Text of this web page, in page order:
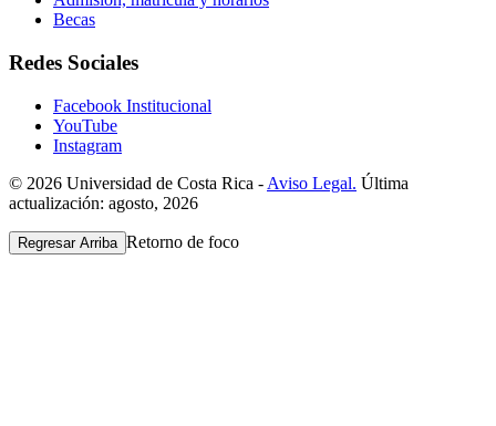
Becas
Redes Sociales
Facebook Institucional
YouTube
Instagram
© 2026 Universidad de Costa Rica - Aviso Legal. Última
actualización: agosto, 2026
Regresar Arriba Retorno de foco